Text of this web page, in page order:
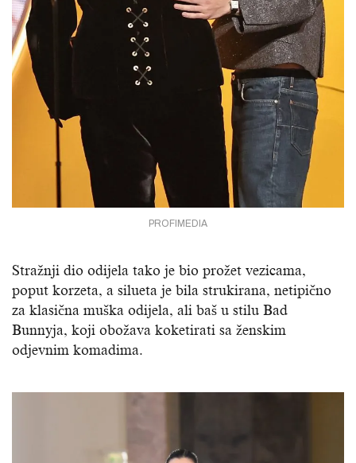
PROFIMEDIA
Stražnji dio odijela tako je bio prožet vezicama,
poput korzeta, a silueta je bila strukirana, netipično
za klasična muška odijela, ali baš u stilu Bad
Bunnyja, koji obožava koketirati sa ženskim
odjevnim komadima.